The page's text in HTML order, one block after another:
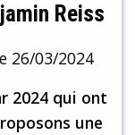
Reiss
26/03/2024
2024 qui ont
une